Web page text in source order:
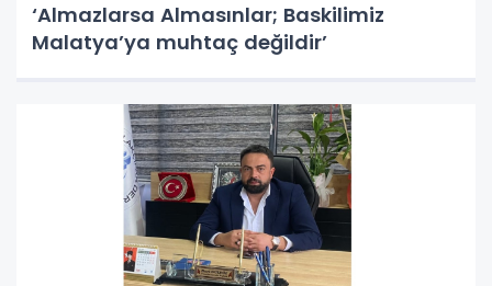
‘Almazlarsa Almasınlar; Baskilimiz
Malatya’ya muhtaç değildir’